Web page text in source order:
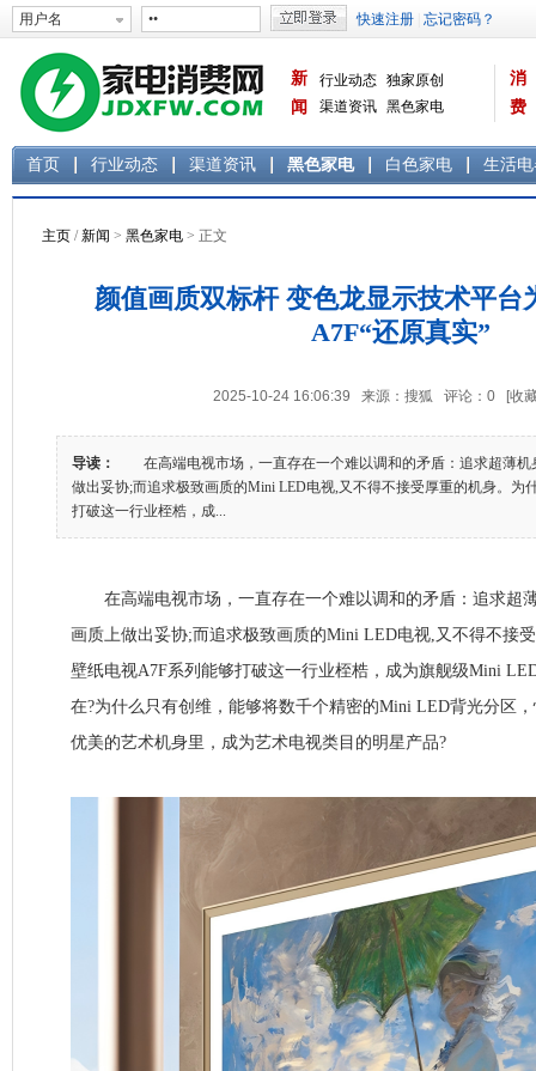
新
闻
行业动态 独家原创
渠道资讯 黑色家电
消
费
首页 行业动态 渠道资讯 黑色家电 白色家电 生活
主页 /新闻 > 黑色家电 > 正文
颜值画质双标杆 变色龙显示技术平台
A7F“还原真实”
2025-10-24 16:06:39 来源：搜狐 评论： 0 [收
导读：
在高端电视市场，一直存在一个难以调和的矛盾：追求超薄机
做出妥协;而追求极致画质的Mini LED电视,又不得不接受厚重的机身。为
打破这一行业桎梏，成...
在高端电视市场，一直存在一个难以调和的矛盾：追求超
画质上做出妥协;而追求极致画质的Mini LED电视,又不得不接
壁纸电视A7F系列能够打破这一行业桎梏，成为旗舰级Mini
在?为什么只有创维，能够将数千个精密的Mini LED背光分区
优美的艺术机身里，成为艺术电视类目的明星产品?